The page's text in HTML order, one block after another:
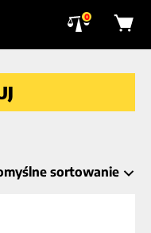
0
sortowanie